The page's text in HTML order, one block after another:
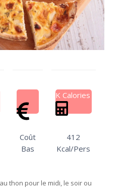
Coût
Bas
K Calories
412
Kcal/Pers
thon pour le midi, le soir ou